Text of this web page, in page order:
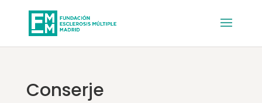
Conserje